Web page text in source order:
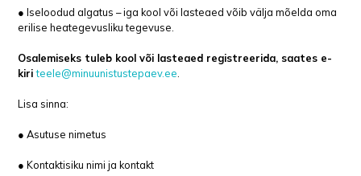
● Iseloodud algatus – iga kool või lasteaed võib välja mõelda oma
erilise heategevusliku tegevuse.
Osalemiseks tuleb kool või lasteaed registreerida, saates e-
kiriteele@minuunistustepaev.ee
Lisa sinna:
● Asutuse nimetus
● Kontaktisiku nimi ja kontakt